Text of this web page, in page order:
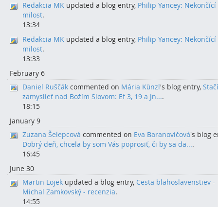
Redakcia MK updated a blog entry, Philip Yancey: Nekončící
milost.
13:34
Redakcia MK updated a blog entry, Philip Yancey: Nekončící
milost.
13:33
February 6
Daniel Ruščák commented on Mária Künzl's blog entry,
zamyslieť nad Božím Slovom: Ef 3, 19 a Jn....
18:15
January 9
Zuzana Šelepcová commented on Eva Baranovičová's blog
Dobrý deň, chcela by som Vás poprosiť, či by sa da....
16:45
June 30
Martin Lojek updated a blog entry, Cesta blahoslavenstiev -
Michal Zamkovský - recenzia.
14:55